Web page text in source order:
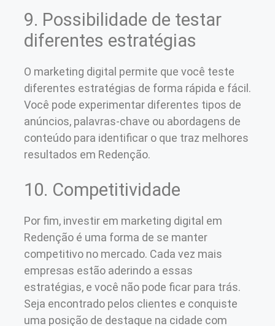
9. Possibilidade de testar
diferentes estratégias
O marketing digital permite que você teste
diferentes estratégias de forma rápida e fácil.
Você pode experimentar diferentes tipos de
anúncios, palavras-chave ou abordagens de
conteúdo para identificar o que traz melhores
resultados em Redenção.
10. Competitividade
Por fim, investir em marketing digital em
Redenção é uma forma de se manter
competitivo no mercado. Cada vez mais
empresas estão aderindo a essas
estratégias, e você não pode ficar para trás.
Seja encontrado pelos clientes e conquiste
uma posição de destaque na cidade com